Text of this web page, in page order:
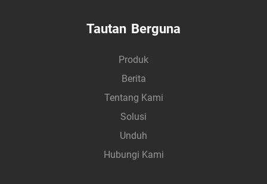
Tautan Berguna
Produk
Berita
Tentang Kami
Solusi
Unduh
Hubungi Kami